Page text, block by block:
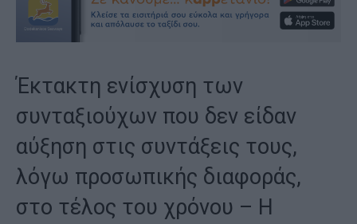
Έκτακτη ενίσχυση των
συνταξιούχων που δεν είδαν
αύξηση στις συντάξεις τους,
λόγω προσωπικής διαφοράς,
στο τέλος του χρόνου – Η